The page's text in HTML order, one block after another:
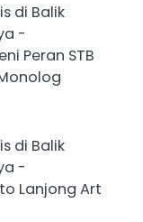
di Balik
-
Peran STB
di Balik
-
Lanjong Art